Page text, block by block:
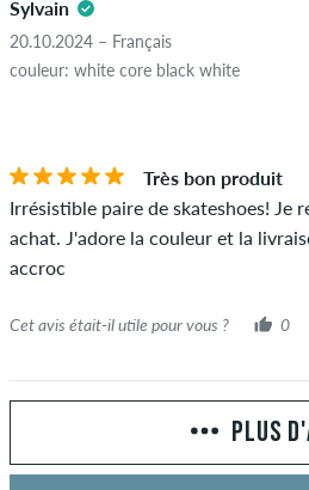
Sylvain
20.10.2024 – Français
couleur: white core black white
Très bon produit
Irrésistible paire de skateshoes! Je
achat. J'adore la couleur et la
accroc
Cet avis était-il utile pour vous ? 0
PLUS